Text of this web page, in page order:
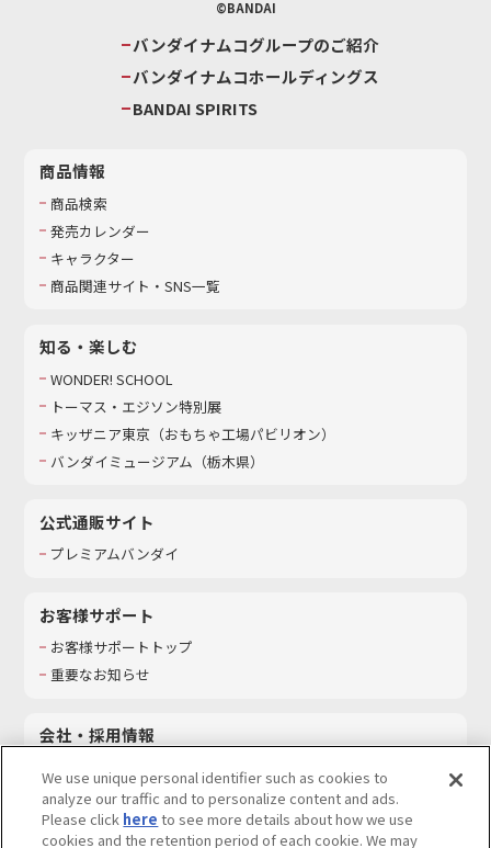
©BANDAI
バンダイナムコグループのご紹介
バンダイナムコホールディングス
BANDAI SPIRITS
商品情報
商品検索
発売カレンダー
キャラクター
商品関連サイト・SNS一覧
知る・楽しむ
WONDER! SCHOOL
トーマス・エジソン特別展
キッザニア東京（おもちゃ工場パビリオン）​
バンダイミュージアム（栃木県）
公式通販サイト
プレミアムバンダイ
お客様サポート
お客様サポートトップ
重要なお知らせ
会社・採用情報
採用情報
サステナビリティ
We use unique personal identifier such as cookies to
analyze our traffic and to personalize content and ads.
Please click here to see more details about how we use
cookies and the retention period of each cookie. We may